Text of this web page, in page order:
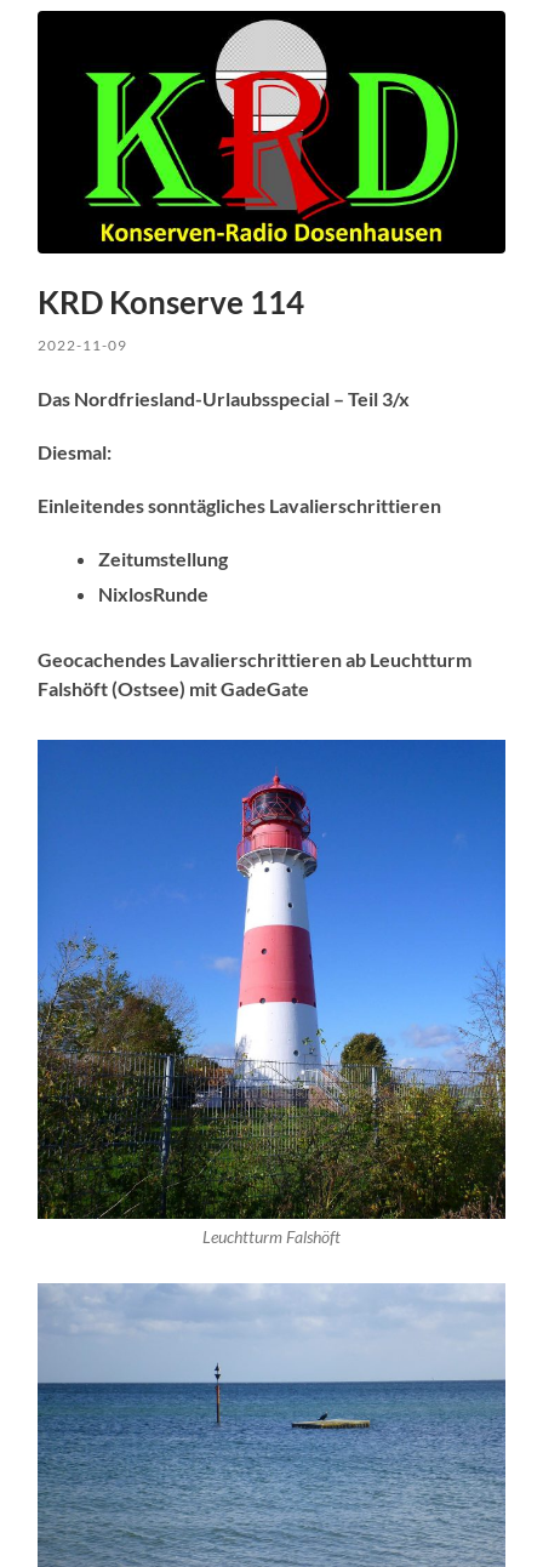
KRD Konserve 114
2022-11-09
Das Nordfriesland-Urlaubsspecial – Teil 3/x
Diesmal:
Einleitendes sonntägliches Lavalierschrittieren
Zeitumstellung
NixlosRunde
Geocachendes Lavalierschrittieren ab Leuchtturm
Falshöft (Ostsee) mit GadeGate
Leuchtturm Falshöft